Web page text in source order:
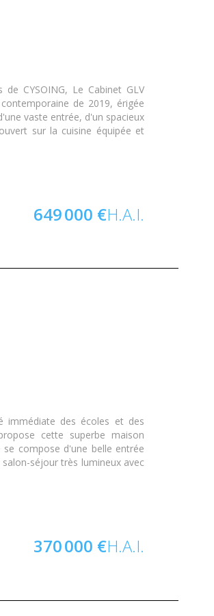
CYSOING, Le Cabinet GLV
de 2019, érigée
vaste entrée, d'un spacieux
sur la cuisine équipée et
649 000 €H.A.I.
immédiate des écoles et des
cette superbe maison
compose d'une belle entrée
séjour très lumineux avec
370 000 €H.A.I.